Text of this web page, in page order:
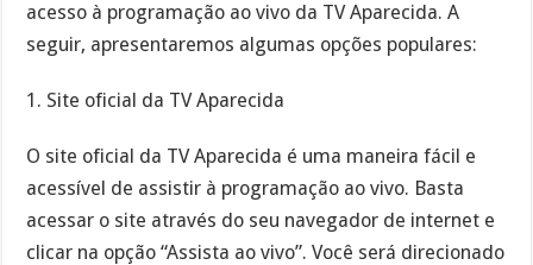
acesso à programação ao vivo da TV Aparecida. A
seguir, apresentaremos algumas opções populares:
1. Site oficial da TV Aparecida
O site oficial da TV Aparecida é uma maneira fácil e
acessível de assistir à programação ao vivo. Basta
acessar o site através do seu navegador de internet e
clicar na opção “Assista ao vivo”. Você será direcionado